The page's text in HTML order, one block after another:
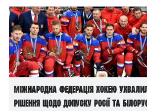
Міжнародна федерація хокею
рішення щодо допуску росії та